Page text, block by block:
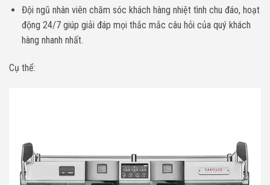
Đội ngũ nhân viên chăm sóc khách hàng nhiệt tình chu đáo, hoạt
động 24/7 giúp giải đáp mọi thắc mắc câu hỏi của quý khách
hàng nhanh nhất.
Cụ thể: